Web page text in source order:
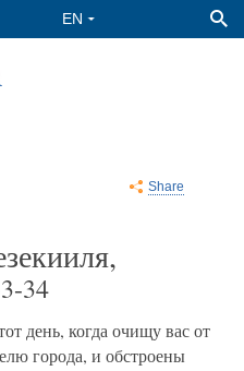
Share
34
день, когда очищу вас от
города, и обстроены